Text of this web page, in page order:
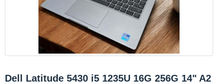
Dell Latitude 5430 i5 1235U 16G 256G 14" A2